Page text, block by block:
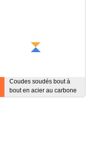
Coudes soudés bout à
bout en acier au carbone
sans soudure de prix